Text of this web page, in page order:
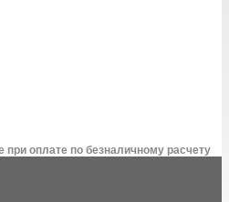
при оплате по безналичному расчету